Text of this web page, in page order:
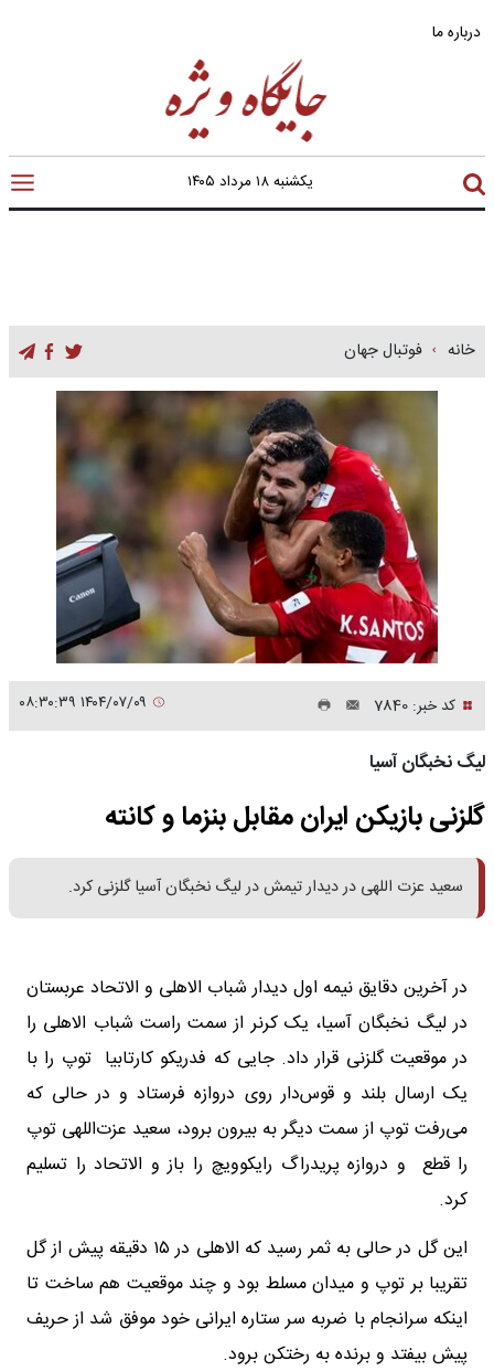
درباره ما
یکشنبه ۱۸ مرداد ۱۴۰۵
خانه فوتبال جهان
کد خبر: 7840
لیگ نخبگان آسیا
گلزنی بازیکن ایران مقابل بنزما و کانته
سعید عزت اللهی در دیدار تیمش در لیگ نخبگان آسیا گلزنی کرد.
در آخرین دقایق نیمه اول دیدار شباب الاهلی و الاتحاد عربستان
در لیگ نخبگان آسیا، یک کرنر از سمت راست شباب الاهلی را
در موقعیت گلزنی قرار داد. جایی که فدریکو کارتابیا توپ را با
یک ارسال بلند و قوس‌دار روی دروازه فرستاد و در حالی که
می‌رفت توپ از سمت دیگر به بیرون برود، سعید عزت‌اللهی توپ
را قطع و دروازه پریدراگ رایکوویچ را باز و الاتحاد را تسلیم
کرد.
این گل در حالی به ثمر رسید که الاهلی در ۱۵ دقیقه پیش از گل
تقریبا بر توپ و میدان مسلط بود و چند موقعیت هم ساخت تا
اینکه سرانجام با ضربه سر ستاره ایرانی خود موفق شد از حریف
پیش بیفتد و برنده به رختکن برود.